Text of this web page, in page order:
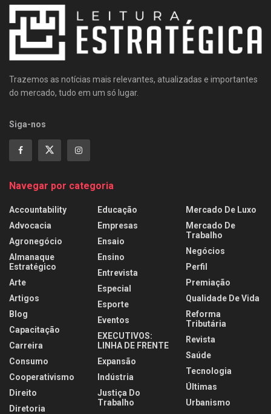
Trazemos as notícias mais relevantes, atualizadas e importantes
do mercado, tudo em um só lugar.
Siga-nos
Navegar por categoria
Accountability
Advocacia
Agronegócio
Almanaque
Estratégico
Arte
Artigos
Blog
Capacitação
Carreira
Consumo
Cooperativismo
Direito
Diretoria
Educação
Empresas
Ensaio
Ensino
Entrevista
Especial
Esporte
Eventos
EXECUTIVOS:
LINHA DE FRENTE
Expansão
Indústria
Justiça Do
Trabalho
Mercado De Luxo
Mercado De
Trabalho
Negócios
Perfil
Premiação
Qualidade De Vida
Reforma
Tributária
Revista
Saúde
Tecnologia
Últimas
Urbanismo